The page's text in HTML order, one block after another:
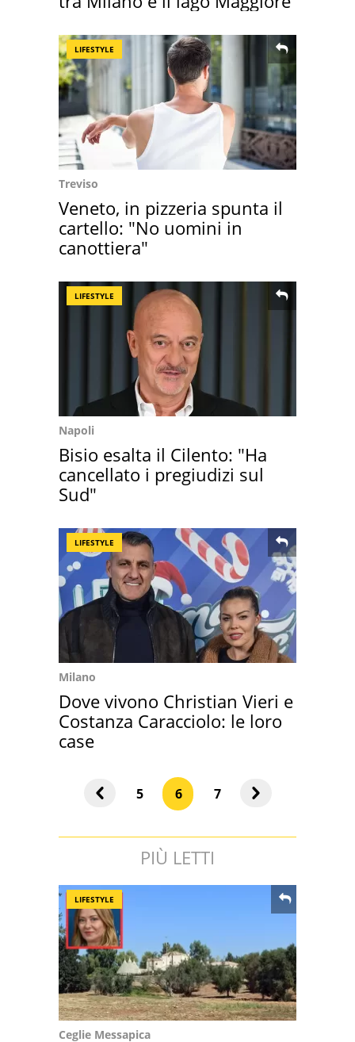
LIFESTYLE
Treviso
Veneto, in pizzeria spunta il
cartello: "No uomini in
canottiera"
LIFESTYLE
Napoli
Bisio esalta il Cilento: "Ha
cancellato i pregiudizi sul
Sud"
LIFESTYLE
Milano
Dove vivono Christian Vieri e
Costanza Caracciolo: le loro
case
5 6 7
PIÙ LETTI
LIFESTYLE
Ceglie Messapica